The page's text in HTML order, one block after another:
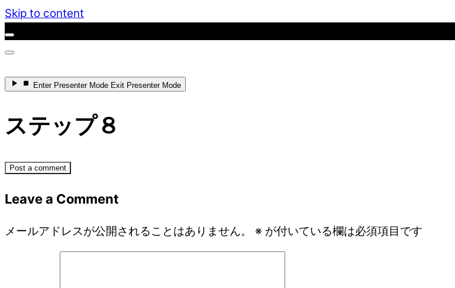
Skip to content
Enter Presenter Mode Exit Presenter Mode
ステップ８
Post a comment
Leave a Comment
メールアドレスが公開されることはありません。 ※ が付いている欄は必須項目です